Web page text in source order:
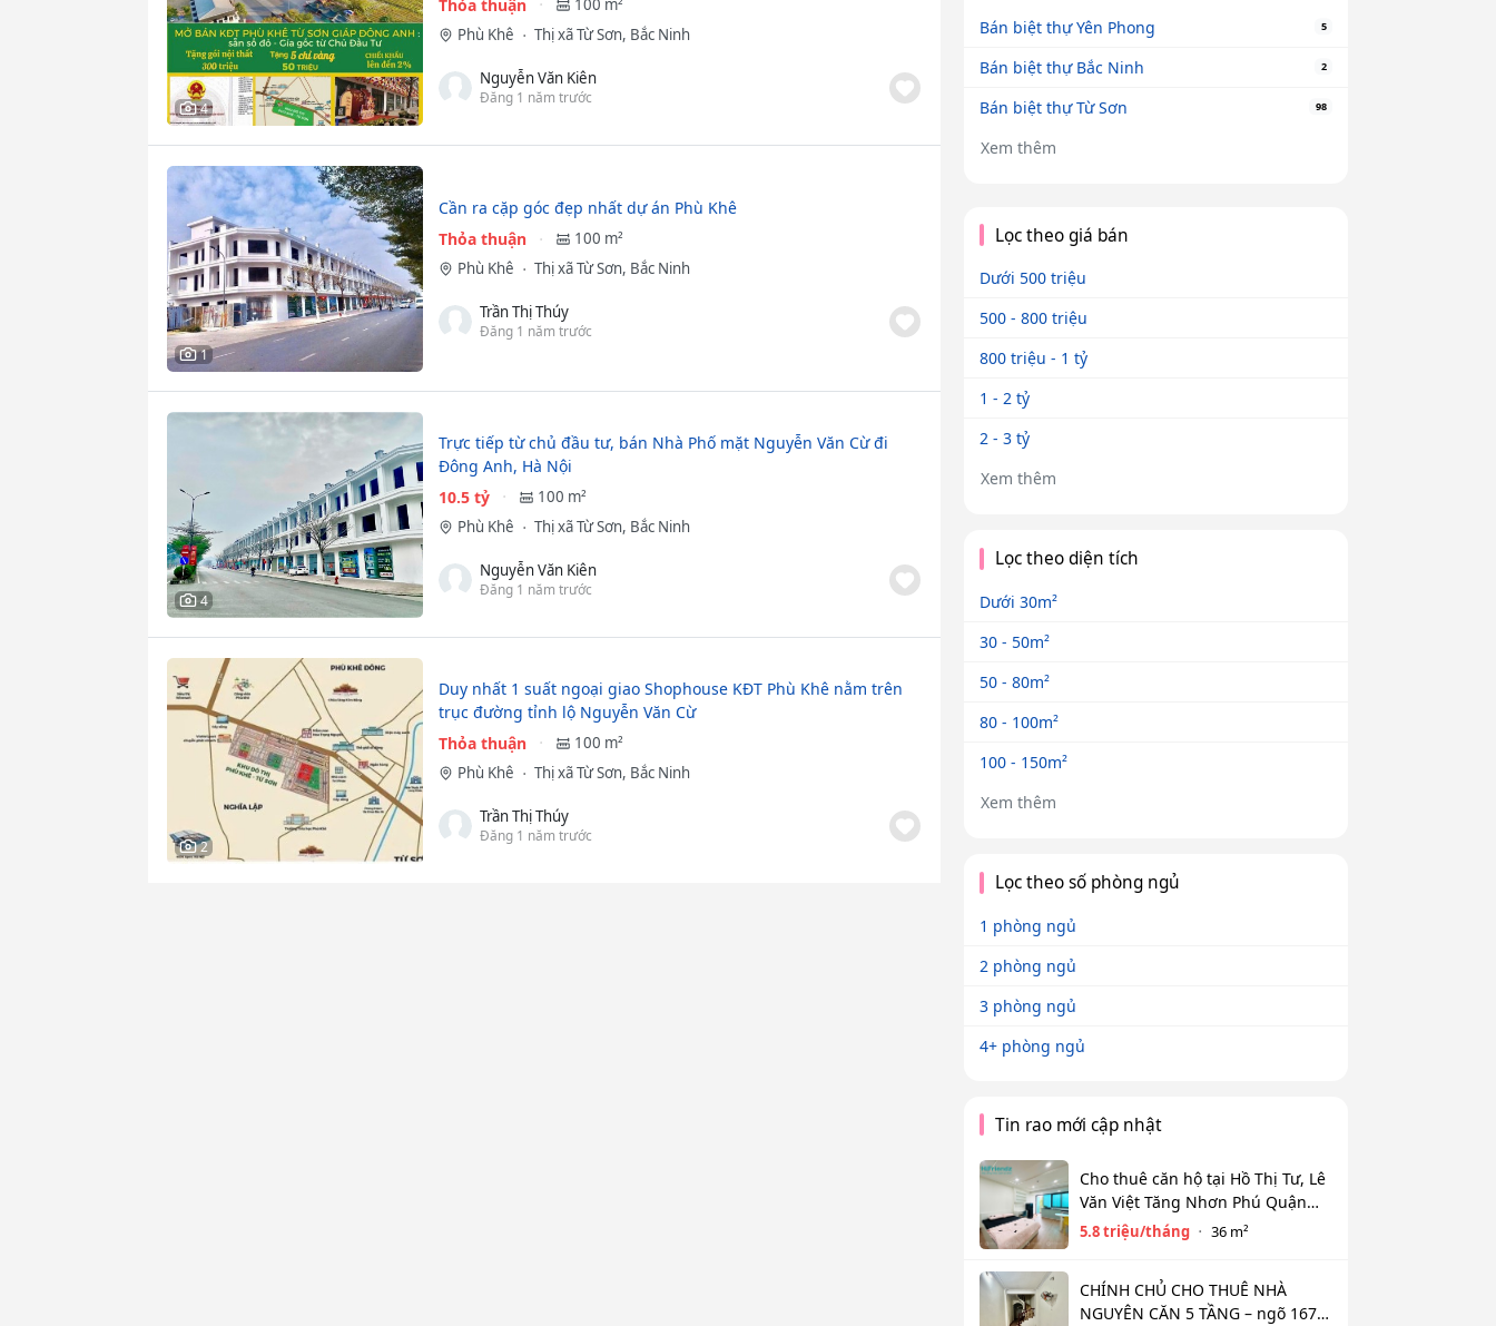
4
Thỏa thuận
Phù Khê
Thị xã Từ Sơn, Bắc Ninh
Nguyễn Văn Kiên
Đăng 1 năm trước
1
Cần ra cặp góc đẹp nhất dự án Phù Khê
Thỏa thuận
100 m²
Phù Khê
Thị xã Từ Sơn, Bắc Ninh
Trần Thị Thúy
Đăng 1 năm trước
4
Trực tiếp từ chủ đầu tư, bán Nhà Phố mặt Nguyễn Văn Cừ đi
Đông Anh, Hà Nội
10.5 tỷ
100 m²
Phù Khê
Thị xã Từ Sơn, Bắc Ninh
Nguyễn Văn Kiên
Đăng 1 năm trước
2
Duy nhất 1 suất ngoại giao Shophouse KĐT Phù Khê nằm trên
trục đường tỉnh lộ Nguyễn Văn Cừ
Thỏa thuận
100 m²
Phù Khê
Thị xã Từ Sơn, Bắc Ninh
Trần Thị Thúy
Đăng 1 năm trước
Bán biệt thự Yên Phong 5
Bán biệt thự Bắc Ninh 2
Bán biệt thự Từ Sơn 98
Xem thêm
Lọc theo giá bán
Dưới 500 triệu
500 - 800 triệu
800 triệu - 1 tỷ
1 - 2 tỷ
2 - 3 tỷ
Xem thêm
Lọc theo diện tích
Dưới 30m²
30 - 50m²
50 - 80m²
80 - 100m²
100 - 150m²
Xem thêm
Lọc theo số phòng ngủ
1 phòng ngủ
2 phòng ngủ
3 phòng ngủ
4+ phòng ngủ
Tin rao mới cập nhật
Cho thuê căn hộ tại Hồ Thị Tư, Lê
Văn Việt Tăng Nhơn Phú Quận
9(cũ) Thủ Đức giá 5,8tr diện tích
5.8 triệu/tháng 36 m²
CHÍNH CHỦ CHO THUÊ NHÀ
NGUYÊN CĂN 5 TẦNG – ngõ 167